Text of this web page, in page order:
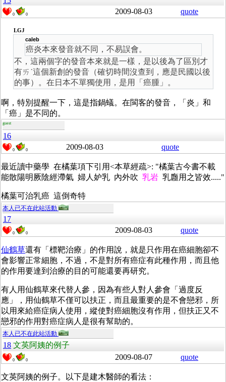
0 0 2009-08-03 quote
LGJ
caleb
癌炎本來發音就不同，不易誤會。
不，這兩個字的發音本來就是一樣，是以後為了區別才
有ㄞˊ這個新創的發音（確切時間沒查到，應是民國以後
的事）。在日本不單獨使用，是用「癌腫」。
啊，特別提醒一下，這是指鍋蟻。在閩客的發音，「炎」和
「癌」是不同的。
guest
16
0 0 2009-08-03 quote
最近讀中藥學 在橘葉項下引用<本草經疏>: "橘葉古今書不載
能散陽明厥陰經滯氣 婦人妒乳 內外吹 乳岩 乳廱用之皆效....."
橘葉可治乳癌 這倒奇特
本人已不在此站活動
17
0 0 2009-08-03 quote
仙鶴草還有「標靶治療」的作用說，就是只作用在癌細胞卻不
會影響正常細胞，不過，不是對所有癌症有此種作用，而且他
的作用要達到治療的目的可能還要再研究。
有人用仙鶴草來代替人參，因為有些人對人參會「過度反
應」，用仙鶴草不僅可以扶正，而且最重要的是不會戀邪，所
以用來給癌症病人使用，縱使對癌細胞沒有作用，但扶正又不
戀邪的作用對癌症病人是很有幫助的。
本人已不在此站活動
18 文英阿姨的例子
0 0 2009-08-07 quote
文英阿姨的例子。以下是建木醫師的看法：